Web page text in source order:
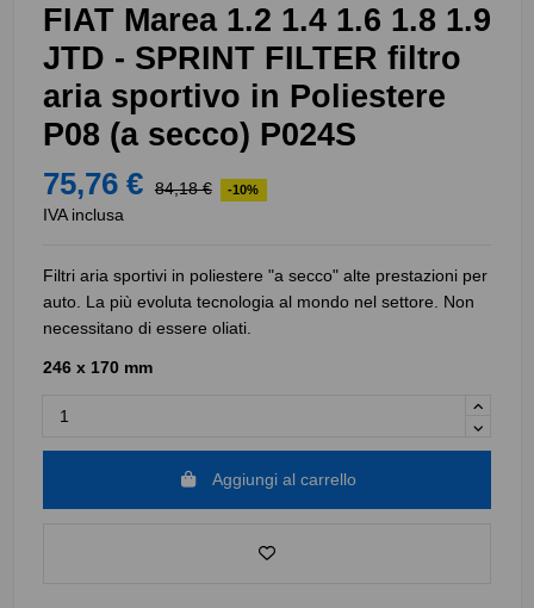
FIAT Marea 1.2 1.4 1.6 1.8 1.9
JTD - SPRINT FILTER filtro
aria sportivo in Poliestere
P08 (a secco) P024S
75,76 € 84,18 € -10%
IVA inclusa
Filtri aria sportivi in poliestere "a secco" alte prestazioni per
auto. La più evoluta tecnologia al mondo nel settore. Non
necessitano di essere oliati.
246 x 170 mm
Aggiungi al carrello